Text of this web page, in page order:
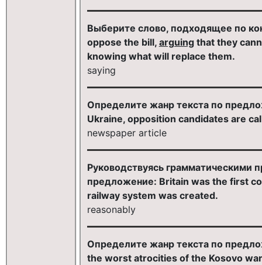
Выберите слово, подходящее по
oppose the bill, arguingthat they
knowing what will replace them.
saying
Определите жанр текста по
Ukraine, opposition candidates are
newspaper article
Руководствуясь грамматическими
предложение: Britain was the first
railway system was created.
reasonably
Определите жанр текста по
the worst atrocities of the Kosovo